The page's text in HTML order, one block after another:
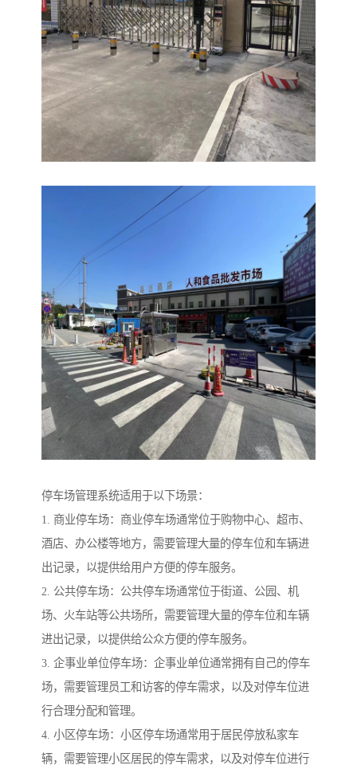
停车场管理系统适用于以下场景：
1. 商业停车场：商业停车场通常位于购物中心、超市、
酒店、办公楼等地方，需要管理大量的停车位和车辆进
出记录，以提供给用户方便的停车服务。
2. 公共停车场：公共停车场通常位于街道、公园、机
场、火车站等公共场所，需要管理大量的停车位和车辆
进出记录，以提供给公众方便的停车服务。
3. 企事业单位停车场：企事业单位通常拥有自己的停车
场，需要管理员工和访客的停车需求，以及对停车位进
行合理分配和管理。
4. 小区停车场：小区停车场通常用于居民停放私家车
辆，需要管理小区居民的停车需求，以及对停车位进行